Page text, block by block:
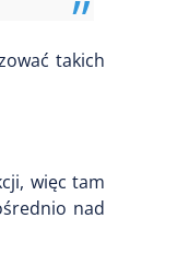
takich
więc tam
nad